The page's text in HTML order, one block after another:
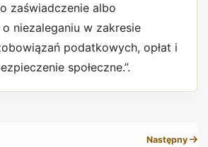
zaświadczenie albo
niezaleganiu w zakresie
podatkowych, opłat i
społeczne.”.
Następny